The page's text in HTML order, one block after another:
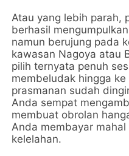
Atau yang lebih parah,
berhasil
namun berujung pada
kawasan Nagoya atau
pilih ternyata penuh
membeludak hingga
prasmanan sudah
Anda sempat
membuat obrolan
Anda membayar
kelelahan.